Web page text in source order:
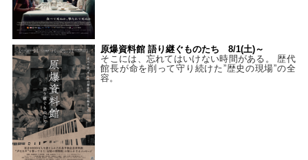
原爆資料館 語り継ぐものたち 8/1(土)～
そこには、忘れてはいけない時間がある。 歴代
館長が命を削って守り続けた”歴史の現場”の全
容。